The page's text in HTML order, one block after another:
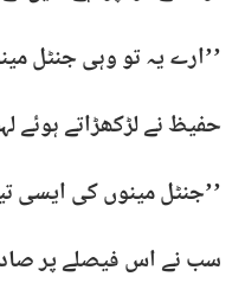
’’ارے یہ تو وہی جنٹل
حفیظ نے لڑکھڑاتے ہوئے
’’جنٹل مینوں کی ایسی
سب نے اس فیصلے پر